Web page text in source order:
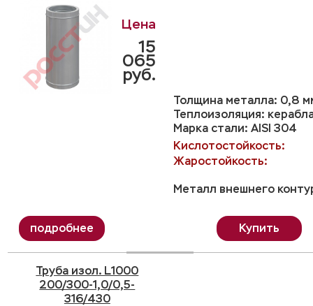
Толщина металла: 0,8
Теплоизоляция:
Марка стали: AISI 304
Кислотостойкость:
Жаростойкость:
Металл внешнего
15
065
руб.
Купить
Труба изол. L1000
200/300-1,0/0,5-
316/430